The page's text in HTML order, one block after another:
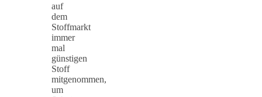
auf
dem
Stoffmarkt
immer
mal
günstigen
Stoff
mitgenommen,
um